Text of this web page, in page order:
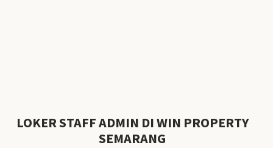
LOKER STAFF ADMIN DI WIN PROPERTY
SEMARANG